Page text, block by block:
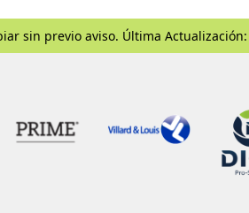
sin previo aviso. Última